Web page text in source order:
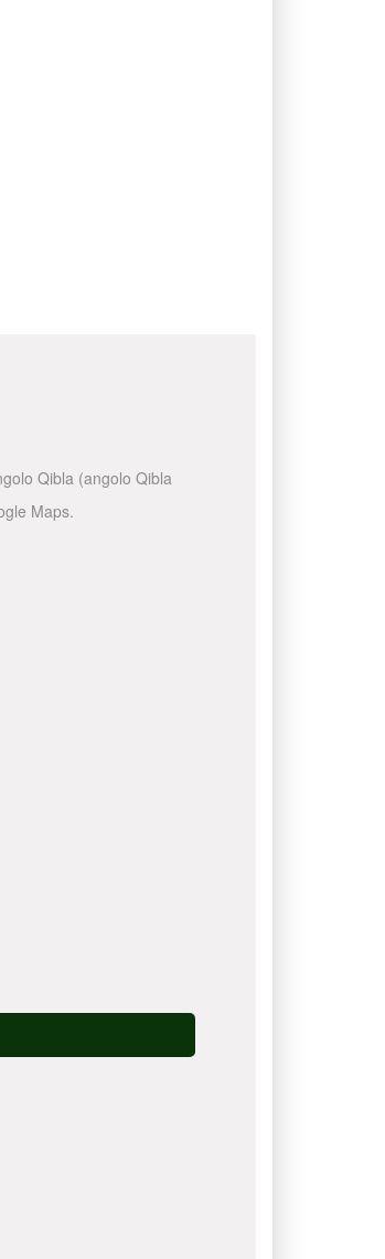
Qibla (angolo Qibla
Maps.